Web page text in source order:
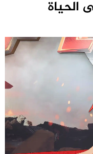
الحياة